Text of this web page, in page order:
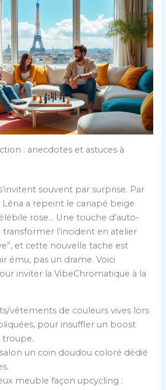
: anecdotes et astuces à
souvent par surprise. Par
a repeint le canapé beige
rose… Une touche d’auto-
l’incident en atelier
et cette nouvelle tache est
ému, pas un drame. Voici
inviter la VibeChromatique à la
vêtements de couleurs vives lors
pour insuffler un boost
troupe.
un coin doudou coloré dédié
meuble façon upcycling :